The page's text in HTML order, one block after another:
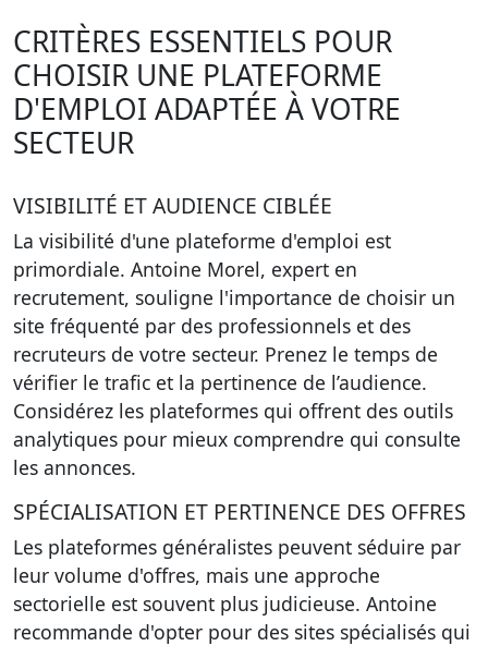
CRITÈRES ESSENTIELS POUR
CHOISIR UNE PLATEFORME
D'EMPLOI ADAPTÉE À VOTRE
SECTEUR
VISIBILITÉ ET AUDIENCE CIBLÉE
La visibilité d'une plateforme d'emploi est
primordiale. Antoine Morel, expert en
recrutement, souligne l'importance de choisir un
site fréquenté par des professionnels et des
recruteurs de votre secteur. Prenez le temps de
vérifier le trafic et la pertinence de l’audience.
Considérez les plateformes qui offrent des outils
analytiques pour mieux comprendre qui consulte
les annonces.
SPÉCIALISATION ET PERTINENCE DES OFFRES
Les plateformes généralistes peuvent séduire par
leur volume d'offres, mais une approche
sectorielle est souvent plus judicieuse. Antoine
recommande d'opter pour des sites spécialisés qui